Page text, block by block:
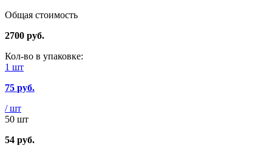
Общая стоимость
2700 руб.
Кол-во в упаковке:
1 шт
75 руб.
/ шт
50 шт
54 руб.